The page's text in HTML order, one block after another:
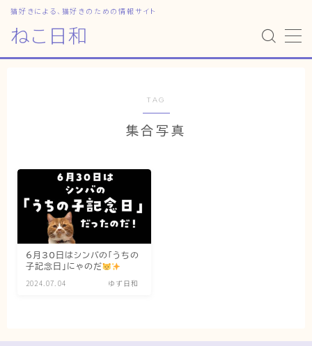
ねこ日和
猫好きによる、猫好きのための情報サイト
MENU
猫暮らしの平均
猫のなぜ？
ゆずとシンバの日常
ねこの部屋
TAG
集合写真
6月30日はシンバの「うちの
子記念日」にゃのだ
2024.07.04 ゆず日和